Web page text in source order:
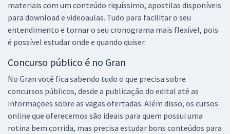
materiais com um conteúdo riquíssimo, apostilas disponíveis
para download e videoaulas. Tudo para facilitar o seu
entendimento e tornar o seu cronograma mais flexível, pois
é possível estudar onde e quando quiser.
Concurso público é no Gran
No Gran você fica sabendo tudo o que precisa sobre
concursos públicos, desde a publicação do edital até as
informações sobre as vagas ofertadas. Além disso, os cursos
online que oferecemos são ideais para quem possui uma
rotina bem corrida, mas precisa estudar bons conteúdos para